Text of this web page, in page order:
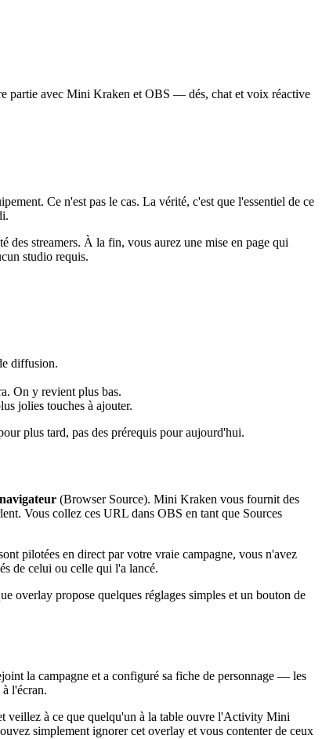
partie avec Mini Kraken et OBS — dés, chat et voix réactive
Ce n'est pas le cas. La vérité, c'est que l'essentiel de ce
streamers. À la fin, vous aurez une mise en page qui
studio requis.
diffusion.
On y revient plus bas.
jolies touches à ajouter.
plus tard, pas des prérequis pour aujourd'hui.
(Browser Source). Mini Kraken vous fournit des
Vous collez ces URL dans OBS en tant que Sources
pilotées en direct par votre vraie campagne, vous n'avez
de celui ou celle qui l'a lancé.
overlay propose quelques réglages simples et un bouton de
la campagne et a configuré sa fiche de personnage — les
l'écran.
veillez à ce que quelqu'un à la table ouvre l'Activity Mini
simplement ignorer cet overlay et vous contenter de ceux